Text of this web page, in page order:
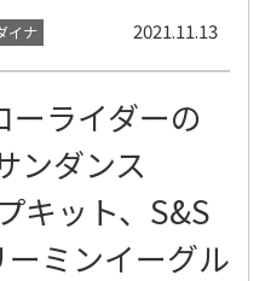
2021.11.13
イナ
ーライダーの
ンダンス
キット、S&S
ミンイーグル